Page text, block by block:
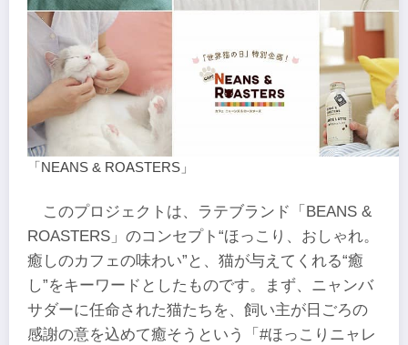
「NEANS & ROASTERS」
このプロジェクトは、ラテブランド「BEANS &
ROASTERS」のコンセプト“ほっこり、おしゃれ。
癒しのカフェの味わい”と、猫が与えてくれる“癒
し”をキーワードとしたものです。まず、ニャンバ
サダーに任命された猫たちを、飼い主が日ごろの
感謝の意を込めて癒そうという「#ほっこりニャレ